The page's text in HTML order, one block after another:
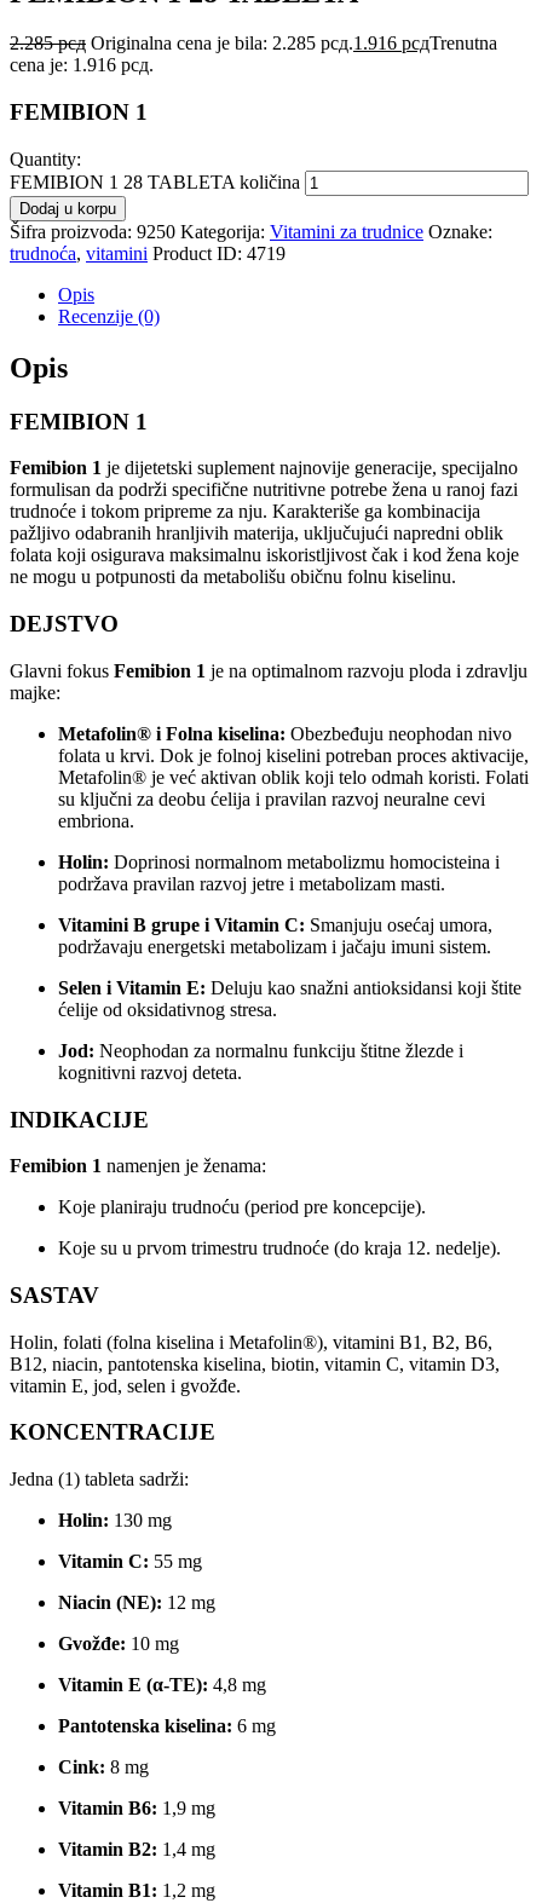
2.285рсд Originalna cena je bila: 2.285 рсд.1.916 рсдTrenutna
cena je: 1.916 рсд.
FEMIBION 1
Quantity:
FEMIBION 1 28 TABLETA količina
Dodaj u korpu
Šifra proizvoda: 9250 Kategorija: Vitamini za trudnice Oznake:
trudnoća, vitamini Product ID: 4719
Opis
Recenzije (0)
Opis
FEMIBION 1
Femibion 1 je dijetetski suplement najnovije generacije, specijalno
formulisan da podrži specifične nutritivne potrebe žena u ranoj fazi
trudnoće i tokom pripreme za nju. Karakteriše ga kombinacija
pažljivo odabranih hranljivih materija, uključujući napredni oblik
folata koji osigurava maksimalnu iskoristljivost čak i kod žena koje
ne mogu u potpunosti da metabolišu običnu folnu kiselinu.
DEJSTVO
Glavni fokus Femibion 1 je na optimalnom razvoju ploda i zdravlju
majke:
Metafolin® i Folna kiselina: Obezbeđuju neophodan nivo
folata u krvi. Dok je folnoj kiselini potreban proces aktivacije,
Metafolin® je već aktivan oblik koji telo odmah koristi. Folati
su ključni za deobu ćelija i pravilan razvoj neuralne cevi
embriona.
Holin: Doprinosi normalnom metabolizmu homocisteina i
podržava pravilan razvoj jetre i metabolizam masti.
Vitamini B grupe i Vitamin C: Smanjuju osećaj umora,
podržavaju energetski metabolizam i jačaju imuni sistem.
Selen i Vitamin E: Deluju kao snažni antioksidansi koji štite
ćelije od oksidativnog stresa.
Jod: Neophodan za normalnu funkciju štitne žlezde i
kognitivni razvoj deteta.
INDIKACIJE
Femibion 1 namenjen je ženama:
Koje planiraju trudnoću (period pre koncepcije).
Koje su u prvom trimestru trudnoće (do kraja 12. nedelje).
SASTAV
Holin, folati (folna kiselina i Metafolin®), vitamini B1, B2, B6,
B12, niacin, pantotenska kiselina, biotin, vitamin C, vitamin D3,
vitamin E, jod, selen i gvožđe.
KONCENTRACIJE
Jedna (1) tableta sadrži:
Holin: 130 mg
Vitamin C: 55 mg
Niacin (NE): 12 mg
Gvožđe: 10 mg
Vitamin E (α-TE): 4,8 mg
Pantotenska kiselina: 6 mg
Cink: 8 mg
Vitamin B6: 1,9 mg
Vitamin B2: 1,4 mg
Vitamin B1: 1,2 mg